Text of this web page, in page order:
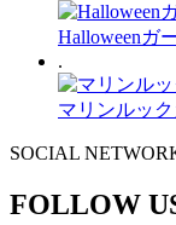
Halloweenガ
.
マリンルッ
SOCIAL
FOLLOW